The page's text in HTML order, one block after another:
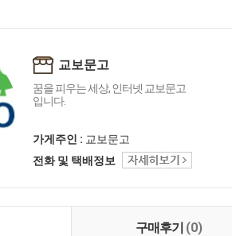
교보문고
꿈을 피우는 세상, 인터넷 교보문고
입니다.
가게주인 : 교보문고
전화 및 택배정보
구매후기 (0)